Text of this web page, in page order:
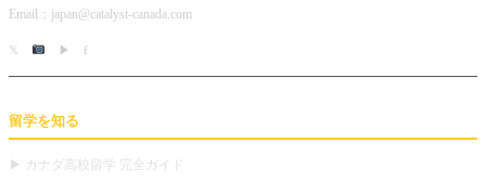
Email：japan@catalyst-canada.com
𝕏 ▶ f
留学を知る
▶ カナダ高校留学 完全ガイド